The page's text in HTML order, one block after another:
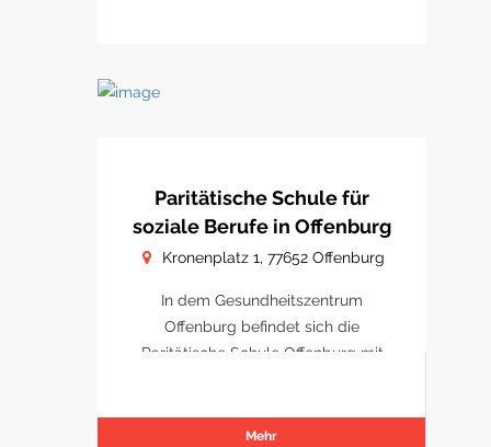
Paritätische Schule für
soziale Berufe in Offenburg
Kronenplatz 1, 77652 Offenburg
In dem Gesundheitszentrum
Offenburg befindet sich die
Paritätische Schule Offenburg mit
Mehr